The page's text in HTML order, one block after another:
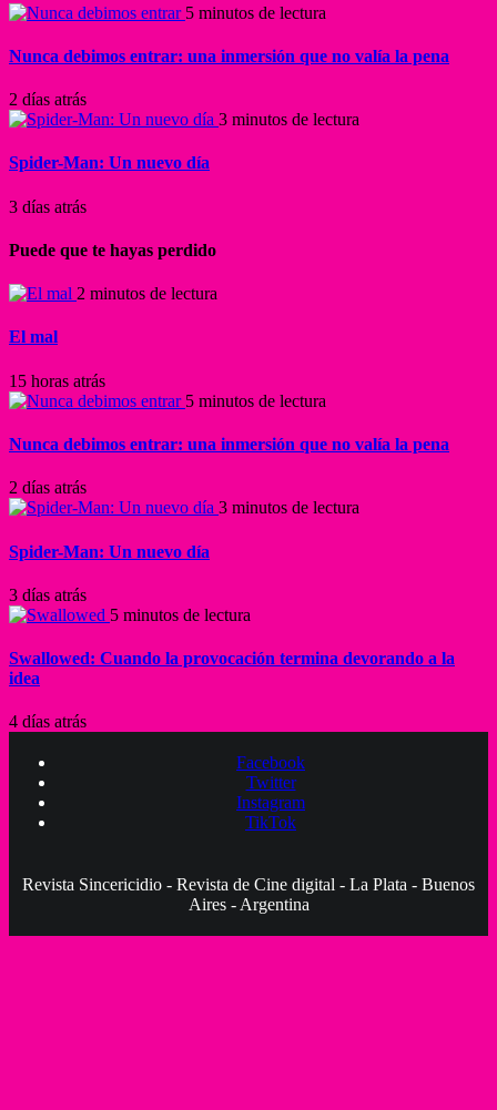
5 minutos de lectura
Nunca debimos entrar: una inmersión que no valía la pena
2 días atrás
3 minutos de lectura
Spider-Man: Un nuevo día
3 días atrás
Puede que te hayas perdido
2 minutos de lectura
El mal
15 horas atrás
5 minutos de lectura
Nunca debimos entrar: una inmersión que no valía la pena
2 días atrás
3 minutos de lectura
Spider-Man: Un nuevo día
3 días atrás
5 minutos de lectura
Swallowed: Cuando la provocación termina devorando a la
idea
4 días atrás
Facebook
Twitter
Instagram
TikTok
Revista Sincericidio - Revista de Cine digital - La Plata - Buenos
Aires - Argentina